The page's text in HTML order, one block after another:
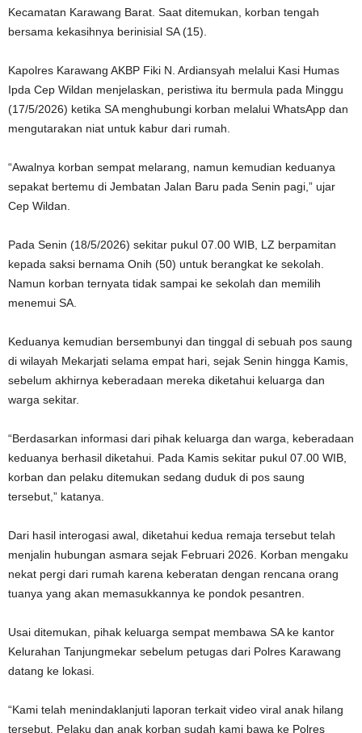
Kecamatan Karawang Barat. Saat ditemukan, korban tengah
bersama kekasihnya berinisial SA (15).
Kapolres Karawang AKBP Fiki N. Ardiansyah melalui Kasi Humas
Ipda Cep Wildan menjelaskan, peristiwa itu bermula pada Minggu
(17/5/2026) ketika SA menghubungi korban melalui WhatsApp dan
mengutarakan niat untuk kabur dari rumah.
“Awalnya korban sempat melarang, namun kemudian keduanya
sepakat bertemu di Jembatan Jalan Baru pada Senin pagi,” ujar
Cep Wildan.
Pada Senin (18/5/2026) sekitar pukul 07.00 WIB, LZ berpamitan
kepada saksi bernama Onih (50) untuk berangkat ke sekolah.
Namun korban ternyata tidak sampai ke sekolah dan memilih
menemui SA.
Keduanya kemudian bersembunyi dan tinggal di sebuah pos saung
di wilayah Mekarjati selama empat hari, sejak Senin hingga Kamis,
sebelum akhirnya keberadaan mereka diketahui keluarga dan
warga sekitar.
“Berdasarkan informasi dari pihak keluarga dan warga, keberadaan
keduanya berhasil diketahui. Pada Kamis sekitar pukul 07.00 WIB,
korban dan pelaku ditemukan sedang duduk di pos saung
tersebut,” katanya.
Dari hasil interogasi awal, diketahui kedua remaja tersebut telah
menjalin hubungan asmara sejak Februari 2026. Korban mengaku
nekat pergi dari rumah karena keberatan dengan rencana orang
tuanya yang akan memasukkannya ke pondok pesantren.
Usai ditemukan, pihak keluarga sempat membawa SA ke kantor
Kelurahan Tanjungmekar sebelum petugas dari Polres Karawang
datang ke lokasi.
“Kami telah menindaklanjuti laporan terkait video viral anak hilang
tersebut. Pelaku dan anak korban sudah kami bawa ke Polres